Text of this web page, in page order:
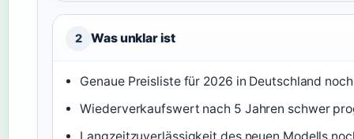
2 Was unklar ist
Genaue Preisliste für 2026 in Deutschland
Wiederverkaufswert nach 5 Jahren schwer